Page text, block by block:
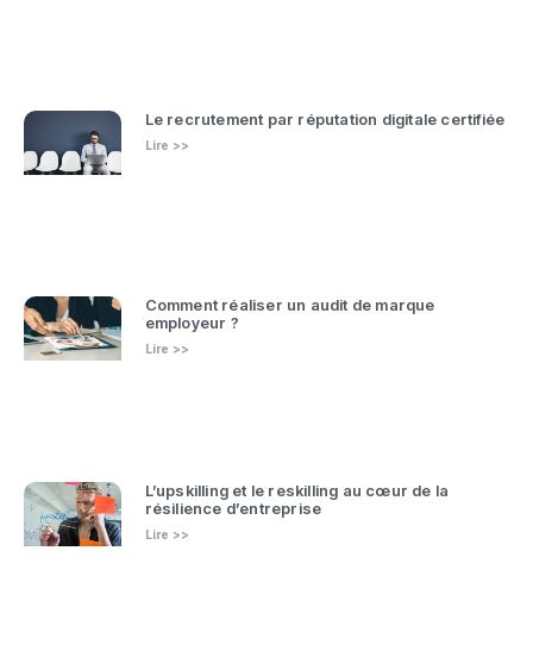
Le recrutement par réputation digitale certifiée
Lire >>
Comment réaliser un audit de marque
employeur ?
Lire >>
L’upskilling et le reskilling au cœur de la
résilience d’entreprise
Lire >>